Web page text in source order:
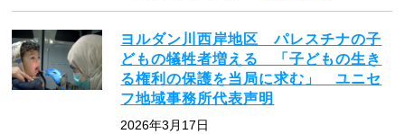
ヨルダン川西岸地区 パレスチナの子
どもの犠牲者増える 「子どもの生き
る権利の保護を当局に求む」 ユニセ
フ地域事務所代表声明
2026年3月17日